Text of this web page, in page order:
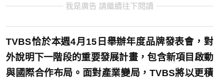
我是廣告 請繼續往下閱讀
TVBS恰於本週4月15日舉辦年度品牌發表會，對
外說明下一階段的重要發展計畫，包含新項目啟動
與國際合作布局。面對產業變局，TVBS將以更積